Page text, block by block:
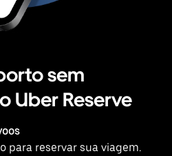
sem
Uber Reserve
para reservar sua viagem.